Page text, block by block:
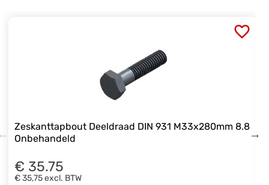
Zeskanttapbout Deeldraad DIN 931 M33x280mm 8.8
Onbehandeld
€ 35.75
€ 35,75excl. BTW